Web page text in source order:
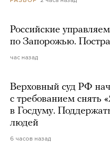
Российские
по Запорожью.
час назад
Верховный суд РФ
с требованием снять
в Госдуму.
людей
6 часов назад